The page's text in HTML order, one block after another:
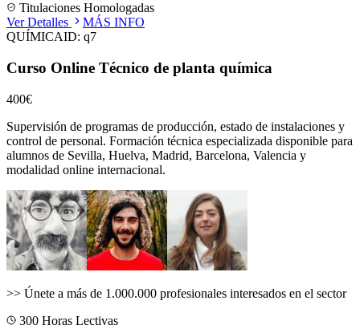
Titulaciones Homologadas
Ver Detalles
MÁS INFO
QUÍMICAID: q7
Curso Online Técnico de planta química
400€
Supervisión de programas de producción, estado de instalaciones y
control de personal. Formación técnica especializada disponible para
alumnos de Sevilla, Huelva, Madrid, Barcelona, Valencia y
modalidad online internacional.
>> Únete a más de 1.000.000 profesionales interesados en el sector
300 Horas Lectivas